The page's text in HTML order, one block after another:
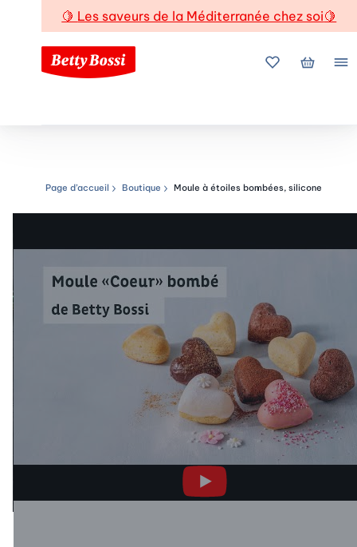
🍋 Les saveurs de la Méditerranée chez soi🍋
Mes favoris
Mon
Chemin de navigation
Page d’accueil Boutique Moule à étoiles bombées, silicone